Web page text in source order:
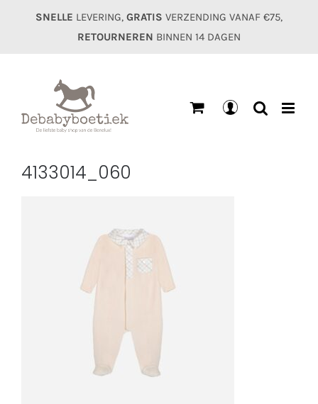
SNELLE LEVERING, GRATIS VERZENDING VANAF €75,
RETOURNEREN BINNEN 14 DAGEN
4133014_060